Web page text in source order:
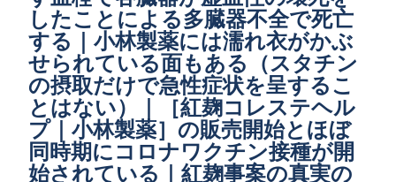
したことによる多臓器不全で死亡
する｜小林製薬には濡れ衣がかぶ
せられている面もある（スタチン
の摂取だけで急性症状を呈するこ
とはない）｜［紅麹コレステヘル
プ｜小林製薬］の販売開始とほぼ
同時期にコロナワクチン接種が開
始されている｜紅麹事案の真実の